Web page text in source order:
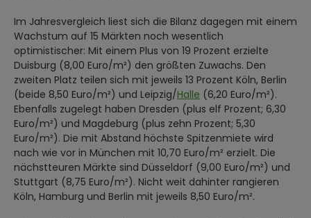
Im Jahresvergleich liest sich die Bilanz dagegen mit einem
Wachstum auf 15 Märkten noch wesentlich
optimistischer: Mit einem Plus von 19 Prozent erzielte
Duisburg (8,00 Euro/m²) den größten Zuwachs. Den
zweiten Platz teilen sich mit jeweils 13 Prozent Köln, Berlin
(beide 8,50 Euro/m²) und Leipzig/Halle (6,20 Euro/m²).
Ebenfalls zugelegt haben Dresden (plus elf Prozent; 6,30
Euro/m²) und Magdeburg (plus zehn Prozent; 5,30
Euro/m²). Die mit Abstand höchste Spitzenmiete wird
nach wie vor in München mit 10,70 Euro/m² erzielt. Die
nächstteuren Märkte sind Düsseldorf (9,00 Euro/m²) und
Stuttgart (8,75 Euro/m²). Nicht weit dahinter rangieren
Köln, Hamburg und Berlin mit jeweils 8,50 Euro/m².